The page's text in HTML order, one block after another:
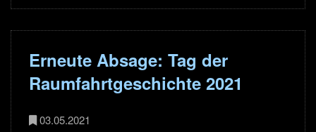
Erneute Absage: Tag der
Raumfahrtgeschichte 2021
03.05.2021